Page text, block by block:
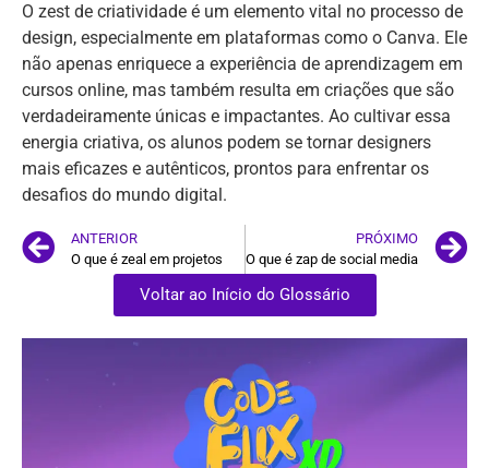
O zest de criatividade é um elemento vital no processo de
design, especialmente em plataformas como o Canva. Ele
não apenas enriquece a experiência de aprendizagem em
cursos online, mas também resulta em criações que são
verdadeiramente únicas e impactantes. Ao cultivar essa
energia criativa, os alunos podem se tornar designers
mais eficazes e autênticos, prontos para enfrentar os
desafios do mundo digital.
ANTERIOR
O que é zeal em projetos
PRÓXIMO
O que é zap de social media
Voltar ao Início do Glossário